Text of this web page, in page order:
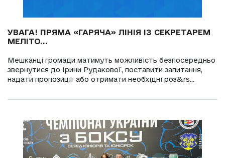
УВАГА! ПРЯМА «ГАРЯЧА» ЛІНІЯ ІЗ СЕКРЕТАРЕМ
МЕЛІТО...
Мешканці громади матимуть можливість безпосередньо
звернутися до Ірини Рудакової, поставити запитання,
надати пропозиції або отримати необхідні роз&rs...